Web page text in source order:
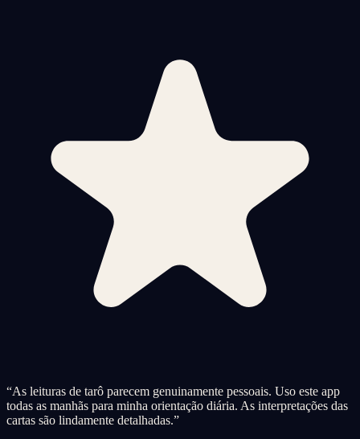
“As leituras de tarô parecem genuinamente pessoais. Uso este app
todas as manhãs para minha orientação diária. As interpretações das
cartas são lindamente detalhadas.”